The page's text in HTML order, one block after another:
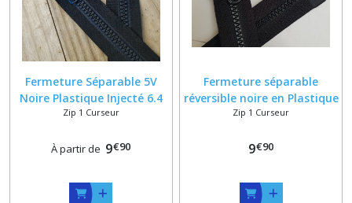
Fermeture Séparable 5V
Noire Plastique Injecté 6.4
mm sur Mesure jusqu'à 55
Zip 1 Curseur
À partir de 9€90
Fermeture séparable
réversible noire en Plastique
Injecté 6 mm sur Mesure
Zip 1 Curseur
9€90